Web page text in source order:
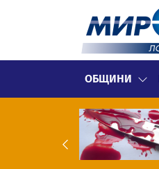
ОБЩИНИ
и полово